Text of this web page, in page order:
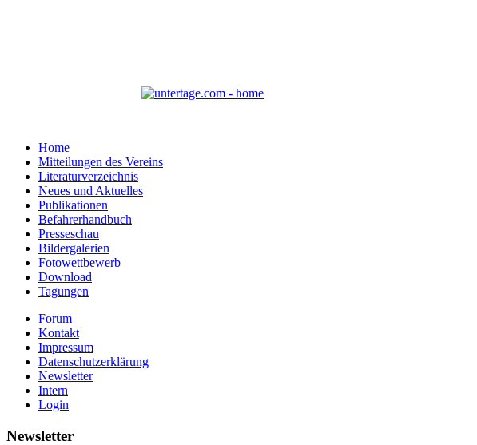
Home
Mitteilungen des Vereins
Literaturverzeichnis
Neues und Aktuelles
Publikationen
Befahrerhandbuch
Presseschau
Bildergalerien
Fotowettbewerb
Download
Tagungen
Forum
Kontakt
Impressum
Datenschutzerklärung
Newsletter
Intern
Login
Newsletter